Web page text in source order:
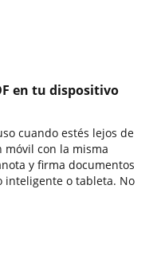
en tu dispositivo
cuando estés lejos de
con la misma
y firma documentos
inteligente o tableta. No